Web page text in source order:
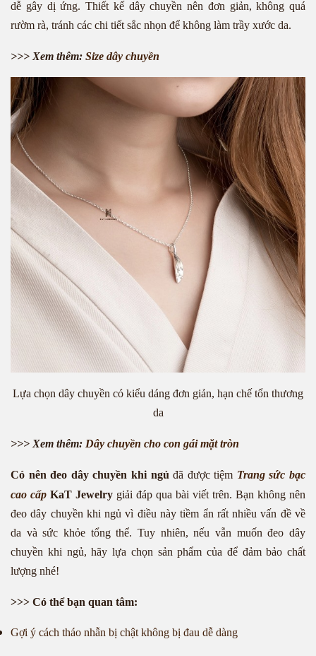
dễ gây dị ứng. Thiết kế dây chuyền nên đơn giản, không quá
rườm rà, tránh các chi tiết sắc nhọn để không làm trầy xước da.
>>> Xem thêm: Size dây chuyền
Lựa chọn dây chuyền có kiểu dáng đơn giản, hạn chế tổn thương
da
>>> Xem thêm: Dây chuyền cho con gái mặt tròn
Có nên đeo dây chuyền khi ngủđã được tiệm Trang sức bạc
cao cấp KaT Jewelry giải đáp qua bài viết trên. Bạn không nên
đeo dây chuyền khi ngủ vì điều này tiềm ẩn rất nhiều vấn đề về
da và sức khỏe tổng thể. Tuy nhiên, nếu vẫn muốn đeo dây
chuyền khi ngủ, hãy lựa chọn sản phẩm của để đảm bảo chất
lượng nhé!
>>> Có thể bạn quan tâm:
Gợi ý cách tháo nhẫn bị chật không bị đau dễ dàng